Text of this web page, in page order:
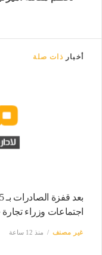
أخبار ذات صلة
اجتماعات وزراء
غير مصنف منذ 12 ساعة